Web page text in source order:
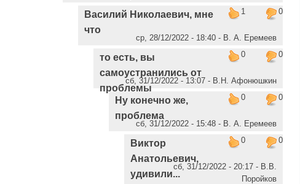
1
0
Василий Николаевич, мне
что
ср, 28/12/2022 - 18:40 - В. А. Еремеев
0
0
то есть, вы
самоустранились от
проблемы
сб, 31/12/2022 - 13:07 - В.Н. Афонюшкин
0
0
Ну конечно же,
проблема
сб, 31/12/2022 - 15:48 - В. А. Еремеев
0
0
Виктор
Анатольевич,
удивили...
сб, 31/12/2022 - 20:17 - В.В.
Поройков